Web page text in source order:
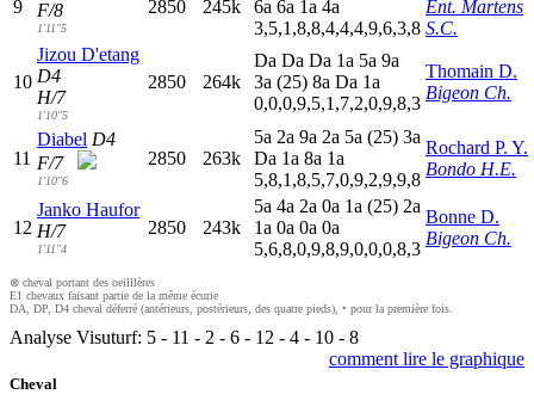
9
F/8
1'11"5
2850 245k
6a 6a 1a 4a
3,5,1,8,8,4,4,4,9,6,3,8
Ent. Martens
S.C.
10
Jizou D'etang
D4
H/7
1'10"5
2850 264k
Da Da Da 1a 5a 9a
3a (25) 8a Da 1a
0,0,0,9,5,1,7,2,0,9,8,3
Thomain D.
Bigeon Ch.
11
Diabel D4
F/7
1'10"6
2850 263k
5a 2a 9a 2a 5a (25) 3a
Da 1a 8a 1a
5,8,1,8,5,7,0,9,2,9,9,8
Rochard P. Y.
Bondo H.E.
12
Janko Haufor
H/7
1'11"4
2850 243k
5a 4a 2a 0a 1a (25) 2a
1a 0a 0a 0a
5,6,8,0,9,8,9,0,0,0,8,3
Bonne D.
Bigeon Ch.
⊗ cheval portant des oeilllères
E1 chevaux faisant partie de la même écurie
DA, DP, D4 cheval déferré (antérieurs, postérieurs, des quatre pieds), • pour la première fois.
Analyse Visuturf: 5 - 11 - 2 - 6 - 12 - 4 - 10 - 8
comment lire le graphique
Cheval